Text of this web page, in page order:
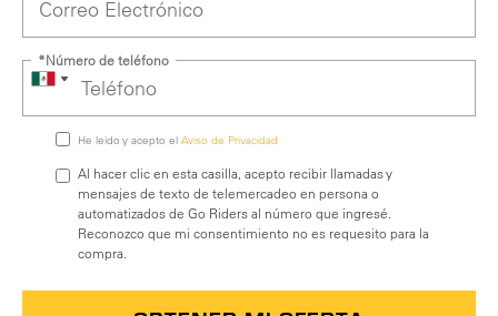
*Número de teléfono
He leído y acepto el Aviso de Privacidad
Al hacer clic en esta casilla, acepto recibir llamadas y
mensajes de texto de telemercadeo en persona o
automatizados de Go Riders al número que ingresé.
Reconozco que mi consentimiento no es requesito para la
compra.